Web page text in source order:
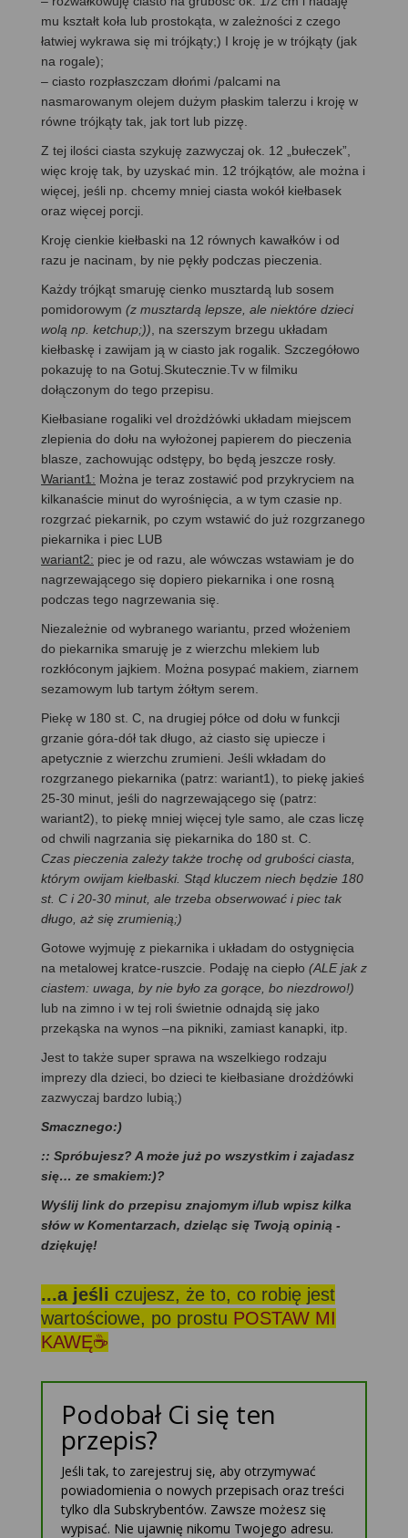
mu kształt koła lub prostokąta, w zależności z czego
łatwiej wykrawa się mi trójkąty;) I kroję je w trójkąty (jak
na rogale);
– ciasto rozpłaszczam dłońmi /palcami na
nasmarowanym olejem dużym płaskim talerzu i kroję w
równe trójkąty tak, jak tort lub pizzę.
Z tej ilości ciasta szykuję zazwyczaj ok. 12 „bułeczek”,
więc kroję tak, by uzyskać min. 12 trójkątów, ale można i
więcej, jeśli np. chcemy mniej ciasta wokół kiełbasek
oraz więcej porcji.
Kroję cienkie kiełbaski na 12 równych kawałków i od
razu je nacinam, by nie pękły podczas pieczenia.
Każdy trójkąt smaruję cienko musztardą lub sosem
pomidorowym (z musztardą lepsze, ale niektóre dzieci
wolą np. ketchup;)) , na szerszym brzegu układam
kiełbaskę i zawijam ją w ciasto jak rogalik. Szczegółowo
pokazuję to na Gotuj.Skutecznie.Tv w filmiku
dołączonym do tego przepisu.
Kiełbasiane rogaliki vel drożdżówki układam miejscem
zlepienia do dołu na wyłożonej papierem do pieczenia
blasze, zachowując odstępy, bo będą jeszcze rosły.
Wariant1: Można je teraz zostawić pod przykryciem na
kilkanaście minut do wyrośnięcia, a w tym czasie np.
rozgrzać piekarnik, po czym wstawić do już rozgrzanego
piekarnika i piec LUB
wariant2: piec je od razu, ale wówczas wstawiam je do
nagrzewającego się dopiero piekarnika i one rosną
podczas tego nagrzewania się.
Niezależnie od wybranego wariantu, przed włożeniem
do piekarnika smaruję je z wierzchu mlekiem lub
rozkłóconym jajkiem. Można posypać makiem, ziarnem
sezamowym lub tartym żółtym serem.
Piekę w 180 st. C, na drugiej półce od dołu w funkcji
grzanie góra-dół tak długo, aż ciasto się upiecze i
apetycznie z wierzchu zrumieni. Jeśli wkładam do
rozgrzanego piekarnika (patrz: wariant1), to piekę jakieś
25-30 minut, jeśli do nagrzewającego się (patrz:
wariant2), to piekę mniej więcej tyle samo, ale czas liczę
od chwili nagrzania się piekarnika do 180 st. C.
Czas pieczenia zależy także trochę od grubości ciasta,
którym owijam kiełbaski. Stąd kluczem niech będzie 180
st. C i 20-30 minut, ale trzeba obserwować i piec tak
długo, aż się zrumienią;)
Gotowe wyjmuję z piekarnika i układam do ostygnięcia
na metalowej kratce-ruszcie. Podaję na ciepło (ALE jak z
ciastem: uwaga, by nie było za gorące, bo niezdrowo!)
lub na zimno i w tej roli świetnie odnajdą się jako
przekąska na wynos –na pikniki, zamiast kanapki, itp.
Jest to także super sprawa na wszelkiego rodzaju
imprezy dla dzieci, bo dzieci te kiełbasiane drożdżówki
zazwyczaj bardzo lubią;)
Smacznego:)
:: Spróbujesz? A może już po wszystkim i zajadasz
się… ze smakiem:)?
Wyślij link do przepisu znajomym i/lub wpisz kilka
słów w Komentarzach, dzieląc się Twoją opinią -
dziękuję!
...a jeśli czujesz, że to, co robię jest
wartościowe, po prostu POSTAW MI
KAWĘ☕
Podobał Ci się ten
przepis?
Jeśli tak, to zarejestruj się, aby otrzymywać
powiadomienia o nowych przepisach oraz treści
tylko dla Subskrybentów. Zawsze możesz się
wypisać. Nie ujawnię nikomu Twojego adresu.